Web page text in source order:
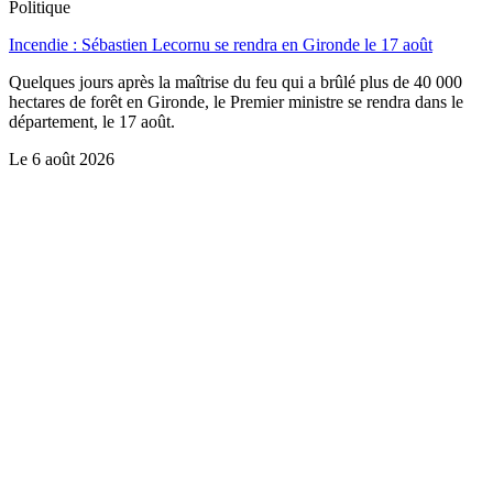
Politique
Incendie : Sébastien Lecornu se rendra en Gironde le 17 août
Quelques jours après la maîtrise du feu qui a brûlé plus de 40 000
hectares de forêt en Gironde, le Premier ministre se rendra dans le
département, le 17 août.
Le 6 août 2026